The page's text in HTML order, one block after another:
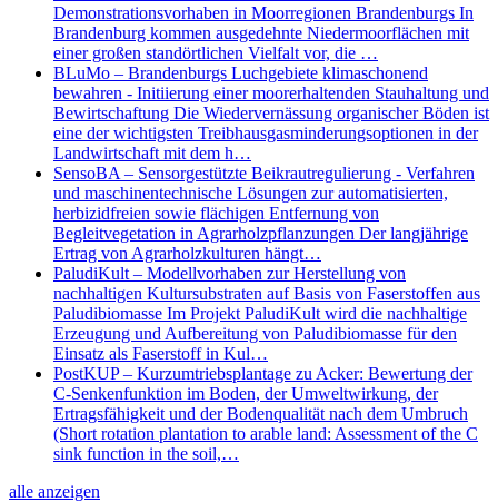
Demonstrationsvorhaben in Moorregionen Brandenburgs In
Brandenburg kommen ausgedehnte Niedermoorflächen mit
einer großen standörtlichen Vielfalt vor, die …
BLuMo – Brandenburgs Luchgebiete klimaschonend
bewahren - Initiierung einer moorerhaltenden Stauhaltung und
Bewirtschaftung Die Wiedervernässung organischer Böden ist
eine der wichtigsten Treibhausgasminderungsoptionen in der
Landwirtschaft mit dem h…
SensoBA – Sensorgestützte Beikrautregulierung - Verfahren
und maschinentechnische Lösungen zur automatisierten,
herbizidfreien sowie flächigen Entfernung von
Begleitvegetation in Agrarholzpflanzungen Der langjährige
Ertrag von Agrarholzkulturen hängt…
PaludiKult – Modellvorhaben zur Herstellung von
nachhaltigen Kultursubstraten auf Basis von Faserstoffen aus
Paludibiomasse Im Projekt PaludiKult wird die nachhaltige
Erzeugung und Aufbereitung von Paludibiomasse für den
Einsatz als Faserstoff in Kul…
PostKUP – Kurzumtriebsplantage zu Acker: Bewertung der
C-Senkenfunktion im Boden, der Umweltwirkung, der
Ertragsfähigkeit und der Bodenqualität nach dem Umbruch
(Short rotation plantation to arable land: Assessment of the C
sink function in the soil,…
alle anzeigen